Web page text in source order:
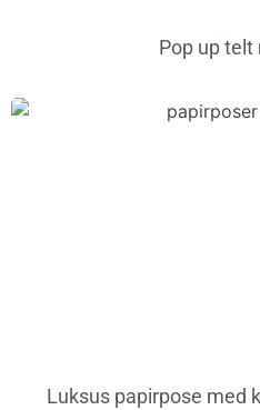
Pop up telt
Luksus papirpose med